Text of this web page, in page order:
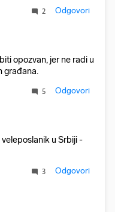
2 Odgovori
opozvan, jer ne radi u
građana.
5 Odgovori
u Srbiji -
3 Odgovori